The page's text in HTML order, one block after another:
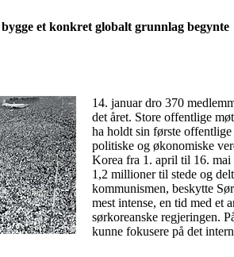
et konkret globalt grunnlag begynte
14. januar dro 370
det året. Store offentlige
ha holdt sin første
politiske og økonomiske
Korea fra 1. april til 16. mai
1,2 millioner til stede og
kommunismen, beskytte
mest intense, en tid med et
sørkoreanske regjeringen.
kunne fokusere på det